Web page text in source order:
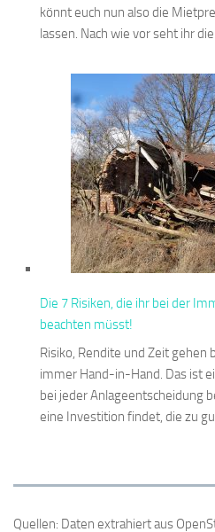
könnt euch nun also die
lassen. Nach wie vor seht ihr
Die 7 Risiken, die ihr bei der
beachten müsst!
Risiko, Rendite und Zeit gehen
immer Hand-in-Hand. Das ist
bei jeder Anlageentscheidung
eine Investition findet, die zu
Quellen: Daten extrahiert aus